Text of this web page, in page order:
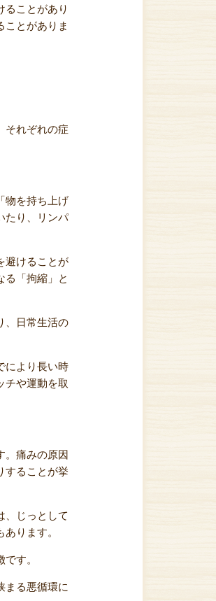
ることがあり
ことがありま
それぞれの症
物を持ち上げ
たり、リンパ
避けることが
る「拘縮」と
、日常生活の
により長い時
チや運動を取
。痛みの原因
することが挙
、じっとして
ります。
す。
まる悪循環に